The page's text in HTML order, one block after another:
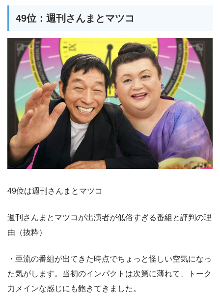
49位：週刊さんまとマツコ
49位は週刊さんまとマツコ
週刊さんまとマツコが出演者が低俗すぎる番組と評判の理
由（抜粋）
・亜流の番組が出てきた時点でちょっと怪しい空気になっ
た気がします。当初のインパクトは次第に薄れて、トーク
力メインな感じにも飽きてきました。